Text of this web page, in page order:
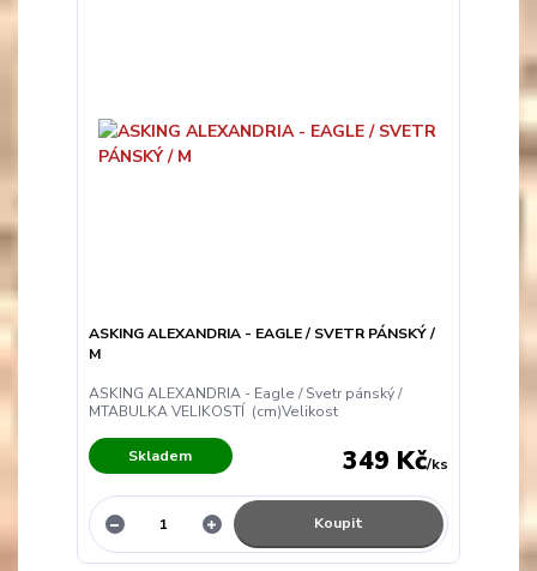
ASKING ALEXANDRIA - EAGLE / SVETR PÁNSKÝ /
M
ASKING ALEXANDRIA - Eagle / Svetr pánský /
MTABULKA VELIKOSTÍ (cm)Velikost
349 Kč/ks
Skladem
Koupit